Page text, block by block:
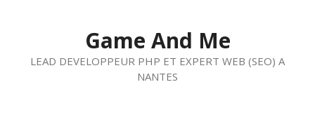
Game And Me
LEAD DEVELOPPEUR PHP ET EXPERT WEB (SEO) A
NANTES